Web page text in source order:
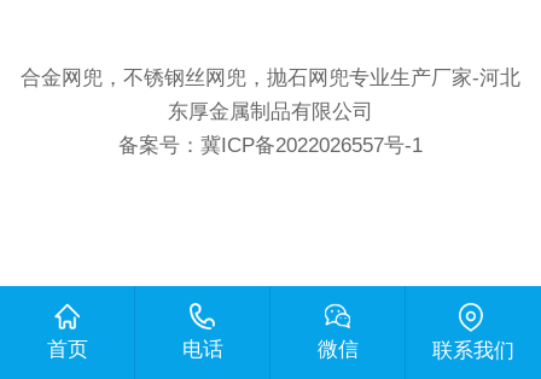
合金网兜，不锈钢丝网兜，抛石网兜专业生产厂家-河北
东厚金属制品有限公司
备案号： 冀ICP备2022026557号-1
首页 电话 微信 联系我们